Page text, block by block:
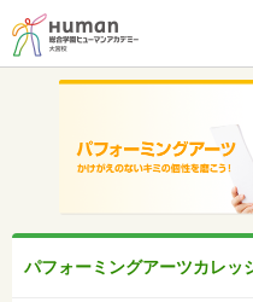
パフォーミングアーツカレッ